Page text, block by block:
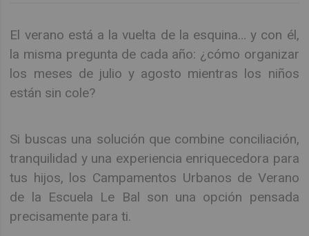
El verano está a la vuelta de la esquina… y con él,
la misma pregunta de cada año: ¿cómo organizar
los meses de julio y agosto mientras los niños
están sin cole?
Si buscas una solución que combine conciliación,
tranquilidad y una experiencia enriquecedora para
tus hijos, los Campamentos Urbanos de Verano
de la Escuela Le Bal son una opción pensada
precisamente para ti.